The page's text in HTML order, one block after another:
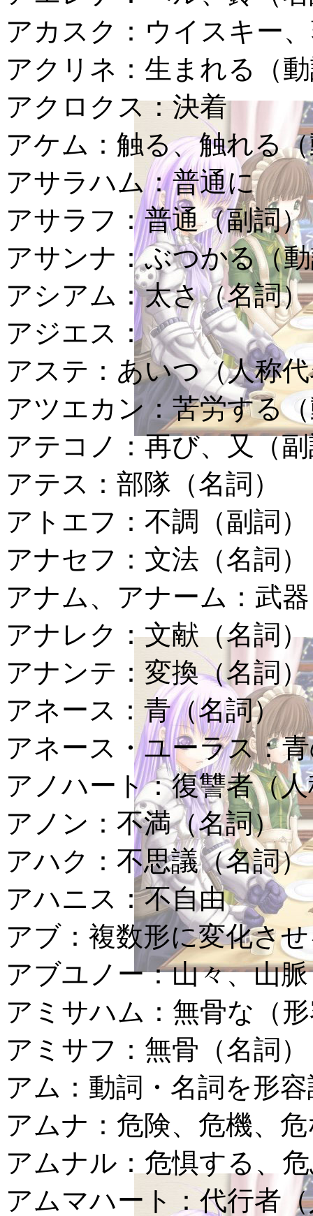
アカスク： ウイスキー
アクリネ： 生まれる（
アクロクス：決着
アケム： 触る、触れる
アサラハム：普通に
アサラフ：普通（副詞）
アサンナ：ぶつかる（
アシアム：太さ（名詞）
アジエス：
アステ： あいつ（人称
アツエカン： 苦労する
アテコノ：再び、又（
アテス： 部隊（名詞）
アトエフ： 不調（副詞）
アナセフ： 文法（名詞）
アナム、アナーム： 武
アナレク：文献（名詞）
アナンテ： 変換（名詞）
アネース： 青（名詞）
アネース・ユーラス：
アノハート：復讐者（
アノン： 不満（名詞）
アハク： 不思議（名詞）
アハニス：不自由
アブ： 複数形に変化さ
アブユノー：山々、山
アミサハム： 無骨な（
アミサフ： 無骨（名詞）
アム： 動詞・名詞を形
アムナ： 危険、危機、
アムナル： 危惧する、
アムマハート：代行者